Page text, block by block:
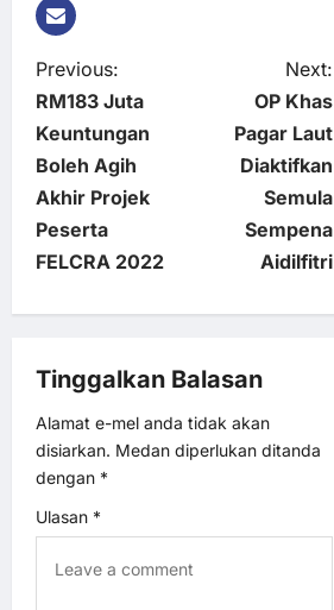
P
o
s
t
v
i
g
Previous:
RM183 Juta
Keuntungan
Boleh Agih
Akhir Projek
Peserta
FELCRA 2022
Next:
OP Khas
Pagar Laut
Diaktifkan
Semula
Sempena
Aidilfitri
Tinggalkan Balasan
Alamat e-mel anda tidak akan
disiarkan. Medan diperlukan ditanda
dengan *
Ulasan *